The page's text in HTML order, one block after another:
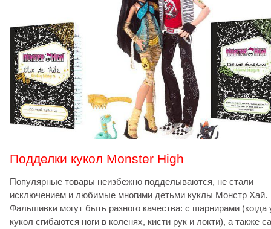
Подделки кукол Monster High
Популярные товары неизбежно подделываются, не стали
исключением и любимые многими детьми куклы Монстр Хай.
Фальшивки могут быть разного качества: с шарнирами (когда
кукол сгибаются ноги в коленях, кисти рук и локти), а также